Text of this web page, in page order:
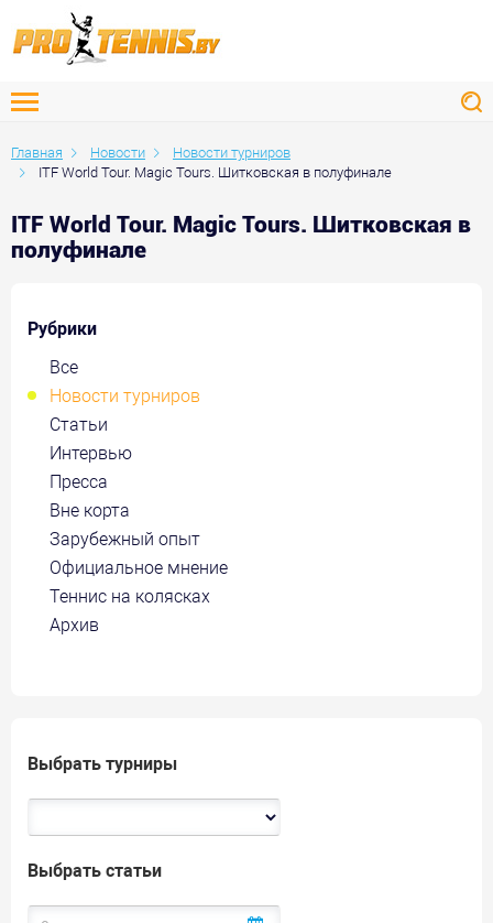
Главная Новости
Новости турниров
ITF World Tour. Magic Tours. Шитковская в полуфинале
ITF World Tour. Magic Tours. Шитковская в
полуфинале
Рубрики
Все
Новости турниров
Статьи
Интервью
Пресса
Вне корта
Зарубежный опыт
Официальное мнение
Теннис на колясках
Архив
Выбрать турниры
Выбрать статьи